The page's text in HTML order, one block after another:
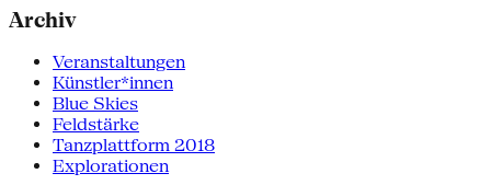
Archiv
Veranstaltungen
Künstler*innen
Blue Skies
Feldstärke
Tanzplattform 2018
Explorationen